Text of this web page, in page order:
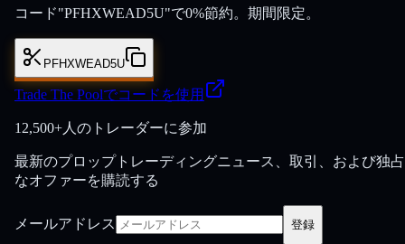
コード"PFHXWEAD5U"で0%節約。期間限定。
PFHXWEAD5U
Trade The Poolでコードを使用
12,500+人のトレーダーに参加
最新のプロップトレーディングニュース、取引、および独
なオファーを購読する
メールアドレス 登録